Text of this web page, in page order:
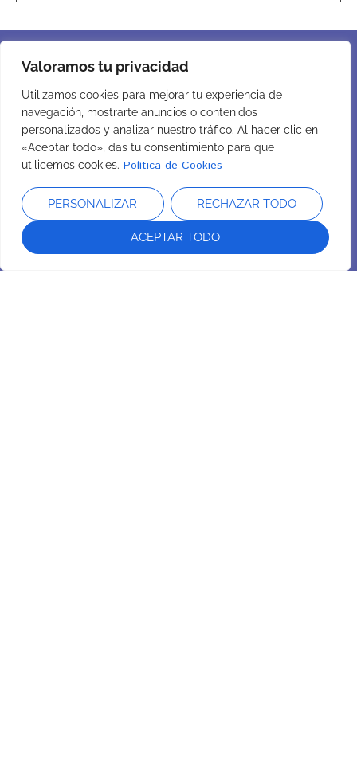
Valoramos tu privacidad
Utilizamos cookies para mejorar tu experiencia de
navegación, mostrarte anuncios o contenidos
personalizados y analizar nuestro tráfico. Al hacer clic en
«Aceptar todo», das tu consentimiento para que
utilicemos cookies. Política de Cookies
PERSONALIZAR RECHAZAR TODO
ACEPTAR TODO
Intersa Labs
Sobre Nosotros
Nuestro compromiso
Sostenibilidad